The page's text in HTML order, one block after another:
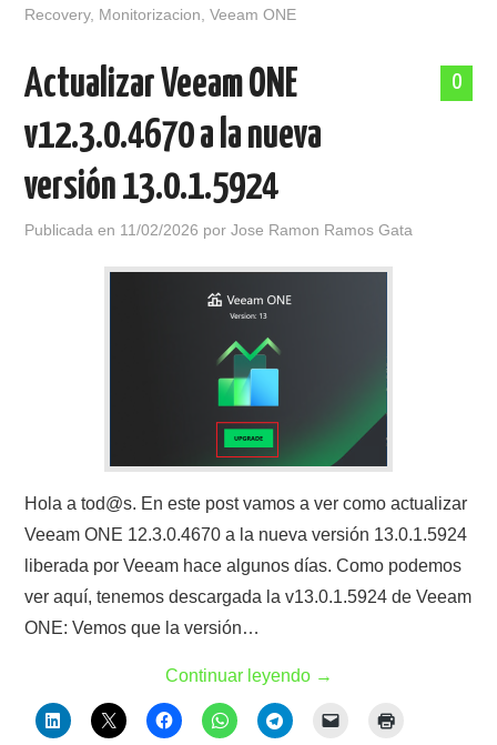
Recovery, Monitorizacion ,Veeam ONE
0
Actualizar Veeam ONE
v12.3.0.4670 a la nueva
versión 13.0.1.5924
Publicada en 11/02/2026 porJose Ramon Ramos Gata
Hola a tod@s. En este post vamos a ver como actualizar
Veeam ONE 12.3.0.4670 a la nueva versión 13.0.1.5924
liberada por Veeam hace algunos días. Como podemos
ver aquí, tenemos descargada la v13.0.1.5924 de Veeam
ONE: Vemos que la versión…
Continuar leyendo →